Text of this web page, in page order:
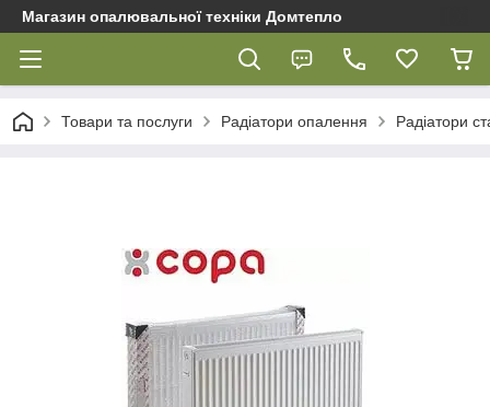
Магазин опалювальної техніки Домтепло
Товари та послуги Радіатори опалення Радіатори